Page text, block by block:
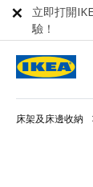
床架及床邊收納
立即打開
驗！